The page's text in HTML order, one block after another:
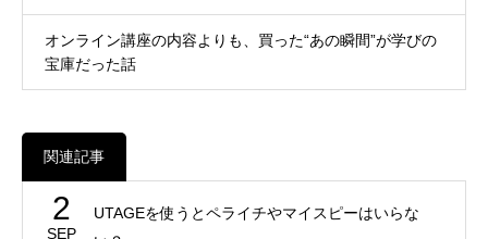
オンライン講座の内容よりも、買った“あの瞬間”が学びの
宝庫だった話
関連記事
2
SEP
UTAGEを使うとペライチやマイスピーはいらな